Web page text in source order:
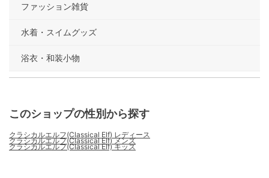
ファッション雑貨
水着・スイムグッズ
浴衣・和装小物
このショップの性別から探す
クラシカルエルフ(Classical Elf) レディース
クラシカルエルフ(Classical Elf) メンズ
クラシカルエルフ(Classical Elf) キッズ